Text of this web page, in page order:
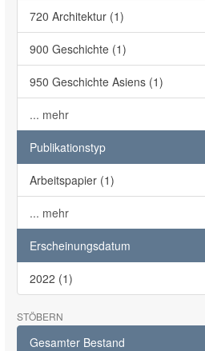
720 Architektur (1)
900 Geschichte (1)
950 Geschichte Asiens (1)
... mehr
Publikationstyp
Arbeitspapier (1)
... mehr
Erscheinungsdatum
2022 (1)
STÖBERN
Gesamter Bestand